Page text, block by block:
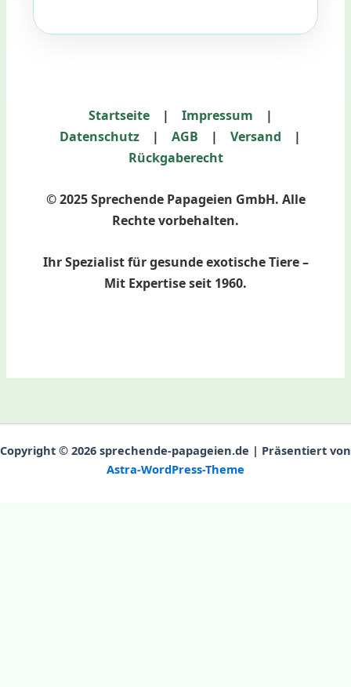
Startseite | Impressum
|
Datenschutz
| AGB | Versand
|
Rückgaberecht
© 2025 Sprechende Papageien GmbH. Alle
Rechte vorbehalten.
Ihr Spezialist für gesunde exotische Tiere –
Mit Expertise seit 1960.
Copyright © 2026 sprechende-papageien.de | Präsentiert von
Astra-WordPress-Theme